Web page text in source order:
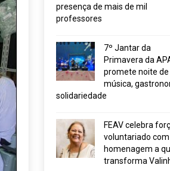
presença de mais de mil
professores
7º Jantar da
Primavera da
promete noite de
música,
solidariedade
FEAV celebra
voluntariado com
homenagem a
transforma